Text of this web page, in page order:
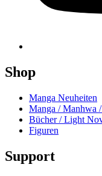
Shop
Manga Neuheiten
Manga / Manhwa
Bücher / Light
Figuren
Support